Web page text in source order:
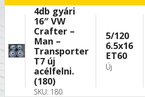
4db gyári
16″ VW
Crafter –
Man –
Transporter
T7 új
acélfelni.
(180)
SKU: 180
5/120
6.5x16
ET60
Új